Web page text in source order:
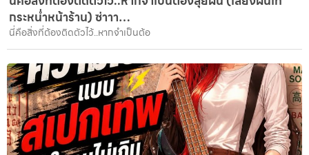
กระหน่ำหน้าร้าน) ซ่าาา…
นี่คือสิ่งที่ต้องติดตัวไว้..หากจำเป็นต้อ